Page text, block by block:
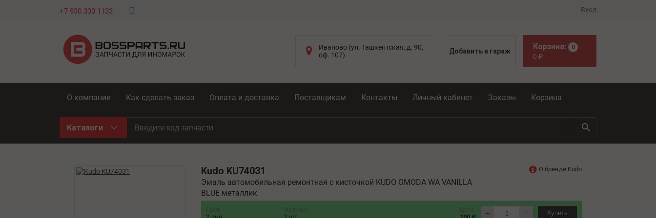
+7 930 330 1133 Вход
Иваново (ул. Ташкентская, д. 90,
оф. 107)
Добавить в гараж
Корзина: 0
0 ₽
О компании Как сделать заказ Оплата и доставка Поставщикам Контакты Личный кабинет Заказы Корзина
Каталоги
О бренде Kudo
Kudo KU74031
Эмаль автомобильная ремонтная с кисточкой KUDO OMODA WA VANILLA
BLUE металлик
Срок
2 дня
Наличие
2 шт.
Цена
200 ₽ – + Купить